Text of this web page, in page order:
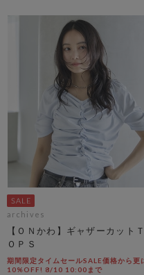
archives
【ＯＮかわ】ギャザーカットＴ
ＯＰＳ
期間限定タイムセールSALE価格から更
10%OFF! 8/10 10:00まで